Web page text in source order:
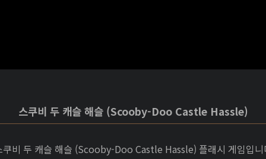
스쿠비 두 캐슬 해슬 (Scooby-Doo Castle Hassle)
쿠비 두 캐슬 해슬 (Scooby-Doo Castle Hassle) 플래시 게임입니